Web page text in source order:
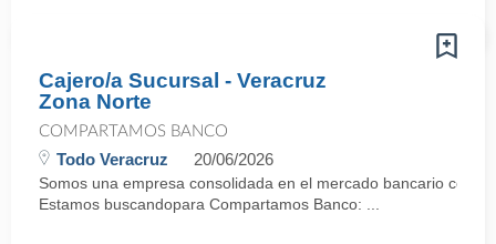
Cajero/a Sucursal - Veracruz
Zona Norte
COMPARTAMOS BANCO
Todo Veracruz 20/06/2026
Somos una empresa consolidada en el mercado bancario con
Estamos buscandopara Compartamos Banco: ...